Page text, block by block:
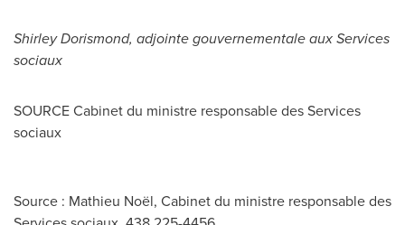
Shirley Dorismond, adjointe gouvernementale aux Services
sociaux
SOURCE Cabinet du ministre responsable des Services
sociaux
Source : Mathieu Noël, Cabinet du ministre responsable des